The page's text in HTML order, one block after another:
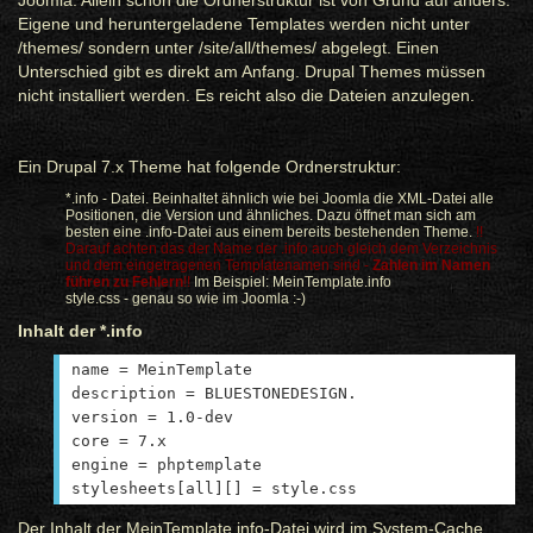
Eigene und heruntergeladene Templates werden nicht unter
/themes/ sondern unter /site/all/themes/ abgelegt. Einen
Unterschied gibt es direkt am Anfang. Drupal Themes müssen
nicht installiert werden. Es reicht also die Dateien anzulegen.
Ein Drupal 7.x Theme hat folgende Ordnerstruktur:
*.info - Datei. Beinhaltet ähnlich wie bei Joomla die XML-Datei alle
Positionen, die Version und ähnliches. Dazu öffnet man sich am
besten eine .info-Datei aus einem bereits bestehenden Theme. !!
Darauf achten das der Name der .info auch gleich dem Verzeichnis
und dem eingetragenen Templatenamen sind - Zahlen im Namen
führen zu Fehlern!! Im Beispiel: MeinTemplate.info
style.css - genau so wie im Joomla :-)
Inhalt der *.info
name = MeinTemplate
description = BLUESTONEDESIGN.
version = 1.0-dev
core = 7.x
engine = phptemplate
stylesheets[all][] = style.css
Der Inhalt der MeinTemplate.info-Datei wird im System-Cache